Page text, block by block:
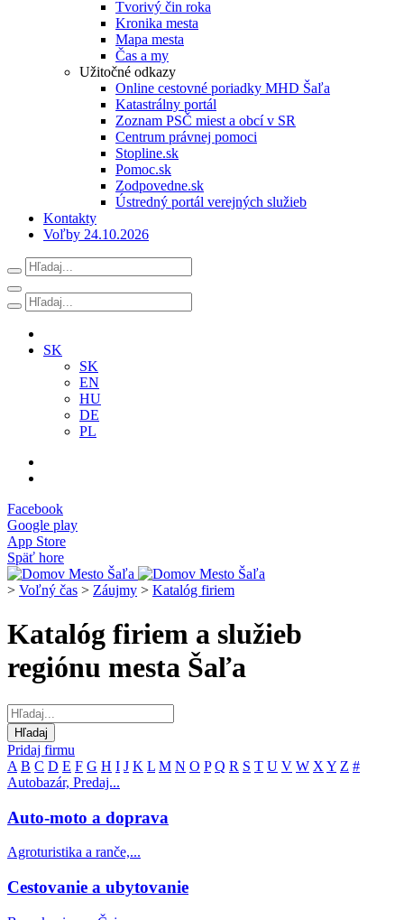
Tvorivý čin roka
Kronika mesta
Mapa mesta
Čas a my
Užitočné odkazy
Online cestovné poriadky MHD Šaľa
Katastrálny portál
Zoznam PSČ miest a obcí v SR
Centrum právnej pomoci
Stopline.sk
Pomoc.sk
Zodpovedne.sk
Ústredný portál verejných služieb
Kontakty
Voľby 24.10.2026
SK
SK
EN
HU
DE
PL
Facebook
Google play
App Store
Späť hore
> Voľný čas > Záujmy > Katalóg firiem
Katalóg firiem a služieb
regiónu mesta Šaľa
Pridaj firmu
A B C D E F G H I J K L M N O P Q R S T U V W X Y Z #
Autobazár, Predaj...
Auto-moto a doprava
Agroturistika a ranče,...
Cestovanie a ubytovanie